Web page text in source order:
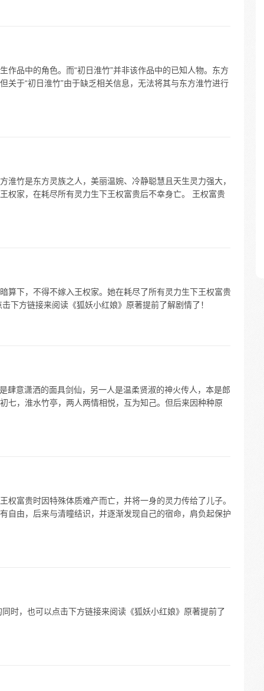
作品中的角色。而“初日淮竹”并非该作品中的已知人物。东方
关于“初日淮竹”由于缺乏相关信息，无法将其与东方淮竹进行
淮竹是东方灵族之人，美丽温婉、冷静聪慧且天生灵力强大，
权家，在耗尽所有灵力生下王权富贵后不幸身亡。 王权富贵
算下，不得不嫁入王权家。她在耗尽了所有灵力生下王权富贵
下方链接来阅读《狐妖小红娘》原著提前了解剧情了！
肆意潇洒的面具剑仙，另一人是温柔贤淑的神火传人，本是郎
七，淮水竹亭，两人两情相悦，互为知己。但后来因种种原
权富贵时因特殊体质难产而亡，并将一身的灵力传给了儿子。
自由，后来与清瞳结识，并逐渐发现自己的宿命，肩负起保护
时，也可以点击下方链接来阅读《狐妖小红娘》原著提前了